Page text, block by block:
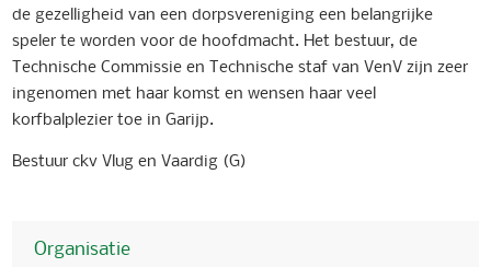
de gezelligheid van een dorpsvereniging een belangrijke
speler te worden voor de hoofdmacht. Het bestuur, de
Technische Commissie en Technische staf van VenV zijn zeer
ingenomen met haar komst en wensen haar veel
korfbalplezier toe in Garijp.
Bestuur ckv Vlug en Vaardig (G)
Organisatie